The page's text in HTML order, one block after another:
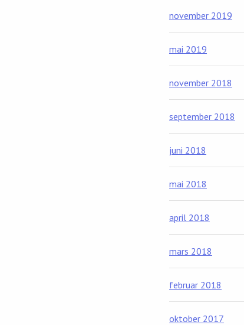
november 2019
mai 2019
november 2018
september 2018
juni 2018
mai 2018
april 2018
mars 2018
februar 2018
oktober 2017